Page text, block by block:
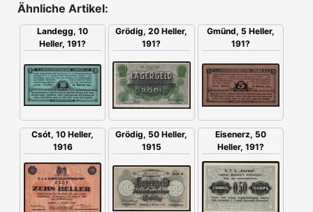
Ähnliche Artikel:
Landegg, 10
Heller, 191?
Grödig, 20 Heller,
191?
Gmünd, 5 Heller,
191?
Csót, 10 Heller,
1916
Grödig, 50 Heller,
1915
Eisenerz, 50
Heller, 191?